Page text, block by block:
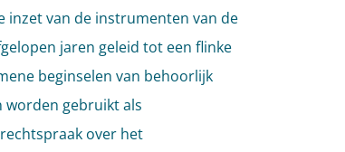
inzet van de instrumenten van de
jaren geleid tot een flinke
beginselen van behoorlijk
gebruikt als
over het